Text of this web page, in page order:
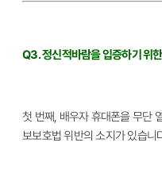
Q3. 정신적바람을 입증하기 위
첫 번째, 배우자 휴대폰을 무단
보보호법 위반의 소지가 있습니